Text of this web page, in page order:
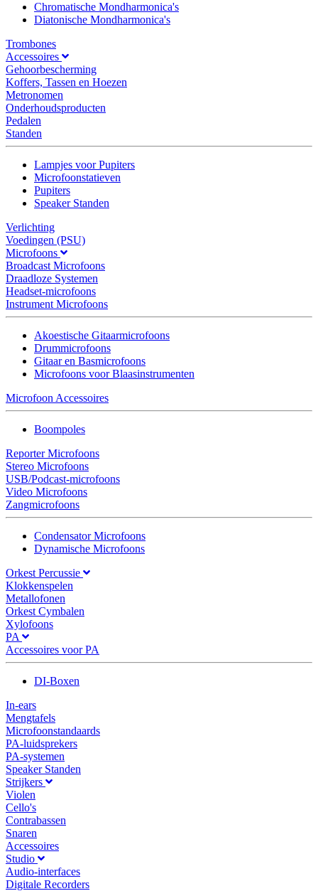
Chromatische Mondharmonica's
Diatonische Mondharmonica's
Trombones
Accessoires
Gehoorbescherming
Koffers, Tassen en Hoezen
Metronomen
Onderhoudsproducten
Pedalen
Standen
Lampjes voor Pupiters
Microfoonstatieven
Pupiters
Speaker Standen
Verlichting
Voedingen (PSU)
Microfoons
Broadcast Microfoons
Draadloze Systemen
Headset-microfoons
Instrument Microfoons
Akoestische Gitaarmicrofoons
Drummicrofoons
Gitaar en Basmicrofoons
Microfoons voor Blaasinstrumenten
Microfoon Accessoires
Boompoles
Reporter Microfoons
Stereo Microfoons
USB/Podcast-microfoons
Video Microfoons
Zangmicrofoons
Condensator Microfoons
Dynamische Microfoons
Orkest Percussie
Klokkenspelen
Metallofonen
Orkest Cymbalen
Xylofoons
PA
Accessoires voor PA
DI-Boxen
In-ears
Mengtafels
Microfoonstandaards
PA-luidsprekers
PA-systemen
Speaker Standen
Strijkers
Violen
Cello's
Contrabassen
Snaren
Accessoires
Studio
Audio-interfaces
Digitale Recorders